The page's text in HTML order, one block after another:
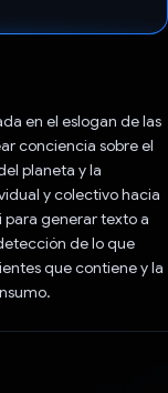
en el eslogan de las
conciencia sobre el
planeta y la
y colectivo hacia
para generar texto a
de lo que
que contiene y la